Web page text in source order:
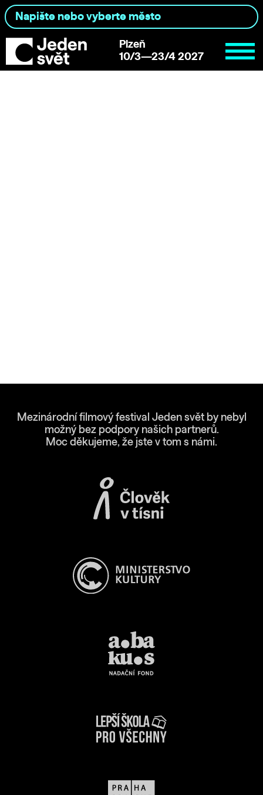
Plzeň
10/3—23/4 2027
Mezinárodní filmový festival Jeden svět by nebyl
možný bez podpory našich partnerů.
Moc děkujeme, že jste v tom s námi.